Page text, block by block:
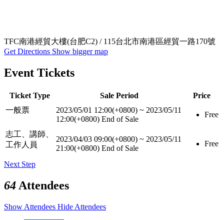
TFC南港經貿大樓(台肥C2) / 115台北市南港區經貿一路170號
Get Directions Show bigger map
Event Tickets
Ticket Type Sale Period
Price
一般票
2023/05/01 12:00(+0800) ~ 2023/05/11
12:00(+0800) End of Sale
Free
志工、講師、
工作人員
2023/04/03 09:00(+0800) ~ 2023/05/11
21:00(+0800) End of Sale
Free
Next Step
64 Attendees
Show Attendees Hide Attendees